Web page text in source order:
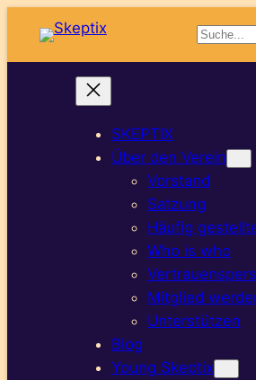
Suchen
SKEPTIX
Über den Verein
Vorstand
Satzung
Häufig
Who is who
Mitglied
Unterstützen
Blog
Young Skeptix